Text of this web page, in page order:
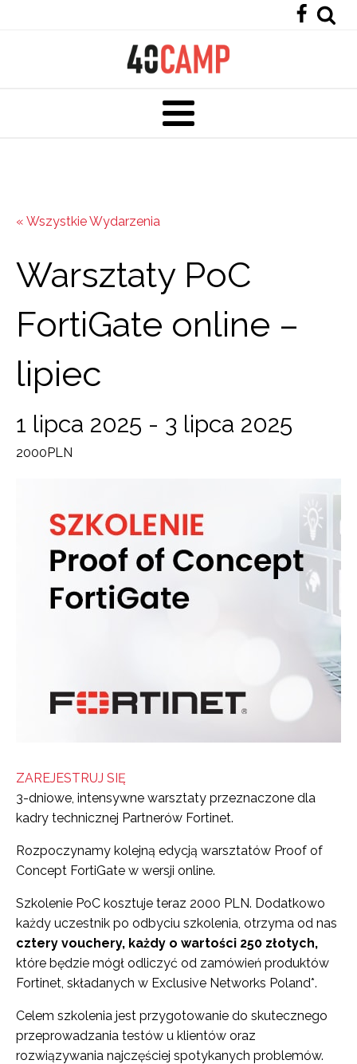
« Wszystkie Wydarzenia
Warsztaty PoC
FortiGate online –
lipiec
1 lipca 2025 - 3 lipca 2025
2000PLN
ZAREJESTRUJ SIĘ
3-dniowe, intensywne warsztaty przeznaczone dla
kadry technicznej Partnerów Fortinet.
Rozpoczynamy kolejną edycją warsztatów Proof of
Concept FortiGate w wersji online.
Szkolenie PoC kosztuje teraz 2000 PLN. Dodatkowo
każdy uczestnik po odbyciu szkolenia, otrzyma od nas
cztery vouchery, każdy o wartości 250 złotych,
które będzie mógł odliczyć od zamówień produktów
Fortinet, składanych w Exclusive Networks Poland*.
Celem szkolenia jest przygotowanie do skutecznego
przeprowadzania testów u klientów oraz
rozwiązywania najczęściej spotykanych problemów.